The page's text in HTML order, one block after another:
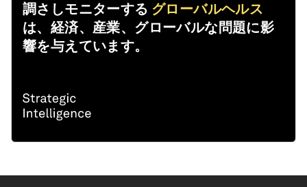
調さしモニターする グローバルヘルス
は、経済、産業、グローバルな問題に影
響を与えています。